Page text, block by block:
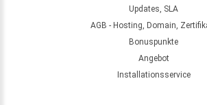
Updates, SLA
AGB - Hosting, Domain,
Bonuspunkte
Angebot
Installationsservice